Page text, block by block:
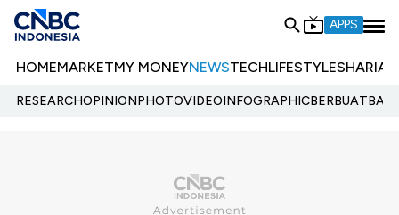
APPS
HOMEMARKETMY MONEYNEWSTECHLIFESTYLESHARIA
RESEARCHOPINIONPHOTOVIDEOINFOGRAPHIC